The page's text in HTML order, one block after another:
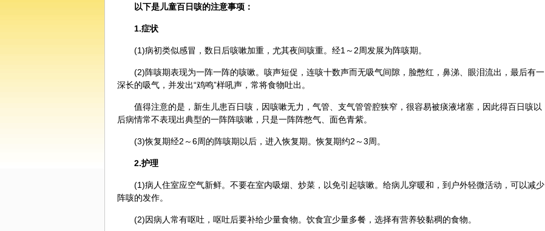
以下是儿童百日咳的注意事项：
1.症状
(1)病初类似感冒，数日后咳嗽加重，尤其夜间咳重。经1～2周发展为阵咳期。
(2)阵咳期表现为一阵一阵的咳嗽。咳声短促，连咳十数声而无吸气间隙，脸憋红，鼻涕、眼泪流出，最后有一
深长的吸气，并发出“鸡鸣”样吼声，常将食物吐出。
值得注意的是，新生儿患百日咳，因咳嗽无力，气管、支气管管腔狭窄，很容易被痰液堵塞，因此得百日咳以
后病情常不表现出典型的一阵阵咳嗽，只是一阵阵憋气、面色青紫。
(3)恢复期经2～6周的阵咳期以后，进入恢复期。恢复期约2～3周。
2.护理
(1)病人住室应空气新鲜。不要在室内吸烟、炒菜，以免引起咳嗽。给病儿穿暖和，到户外轻微活动，可以减少
阵咳的发作。
(2)因病人常有呕吐，呕吐后要补给少量食物。饮食宜少量多餐，选择有营养较黏稠的食物。